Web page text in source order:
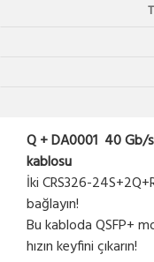
Q + DA0001 40 Gb/
kablosu
İki CRS326-
bağlayın!
Bu kabloda QSFP+
hızın keyfini çıkarın!